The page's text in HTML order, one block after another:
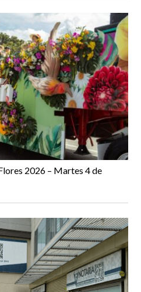
2026 – Martes 4 de